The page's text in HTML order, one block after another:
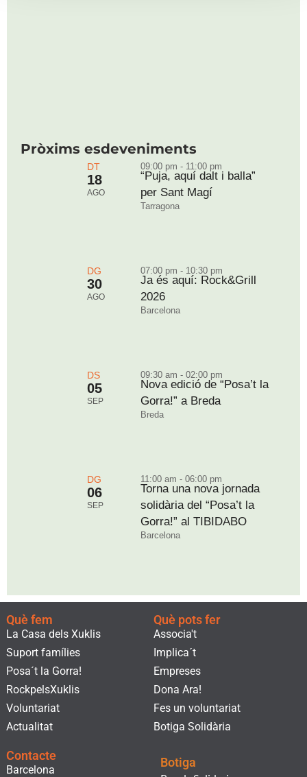
Pròxims esdeveniments
DT
18
AGO
09:00 pm - 11:00 pm
“Puja, aquí dalt i balla”
per Sant Magí
Tarragona
DG
30
AGO
07:00 pm - 10:30 pm
Ja és aquí: Rock&Grill
2026
Barcelona
DS
05
SEP
09:30 am - 02:00 pm
Nova edició de “Posa’t la
Gorra!” a Breda
Breda
DG
06
SEP
11:00 am - 06:00 pm
Torna una nova jornada
solidària del “Posa’t la
Gorra!” al TIBIDABO
Barcelona
Què fem
La Casa dels Xuklis
Suport famílies
Posa´t la Gorra!
RockpelsXuklis
Voluntariat
Actualitat
Què pots fer
Associa't
Implica´t
Empreses
Dona Ara!
Fes un voluntariat
Botiga Solidària
Contacte
Barcelona
Botiga